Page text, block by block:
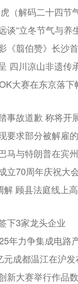
（解码二十四节
谈“立冬节气与养
《翦伯赞》长沙
四川凉山非遗传
大赛在东京落下
事故道歉 称将开
要求部分被解雇
马与特朗普在宾
立70周年庆祝大
解 顾县法庭线上
下3家龙头企业
年力争集成电路
元成都温江在沪
新大赛举行作品